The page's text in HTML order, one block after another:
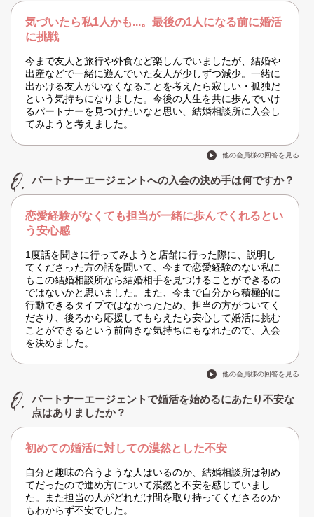
気づいたら私1人かも...。最後の1人になる前に婚活
に挑戦
今まで友人と旅行や外食など楽しんでいましたが、結婚や
出産などで一緒に遊んでいた友人が少しずつ減少。一緒に
出かける友人がいなくなることを考えたら寂しい・孤独だ
という気持ちになりました。今後の人生を共に歩んでいけ
るパートナーを見つけたいなと思い、結婚相談所に入会し
てみようと考えました。
他の会員様の回答を見る
パートナーエージェントへの入会の決め手は何ですか？
恋愛経験がなくても担当が一緒に歩んでくれるとい
う安心感
1度話を聞きに行ってみようと店舗に行った際に、説明し
てくださった方の話を聞いて、今まで恋愛経験のない私に
もこの結婚相談所なら結婚相手を見つけることができるの
ではないかと思いました。また、今まで自分から積極的に
行動できるタイプではなかったため、担当の方がついてく
ださり、後ろから応援してもらえたら安心して婚活に挑む
ことができるという前向きな気持ちにもなれたので、入会
を決めました。
他の会員様の回答を見る
パートナーエージェントで婚活を始めるにあたり不安な
点はありましたか？
初めての婚活に対しての漠然とした不安
自分と趣味の合うような人はいるのか、結婚相談所は初め
てだったので進め方について漠然と不安を感じていまし
た。また担当の人がどれだけ間を取り持ってくださるのか
もわからず不安でした。